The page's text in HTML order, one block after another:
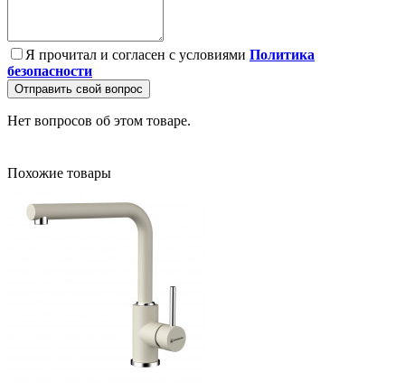
Я прочитал и согласен с условиями Политика
безопасности
Отправить свой вопрос
Нет вопросов об этом товаре.
Похожие товары